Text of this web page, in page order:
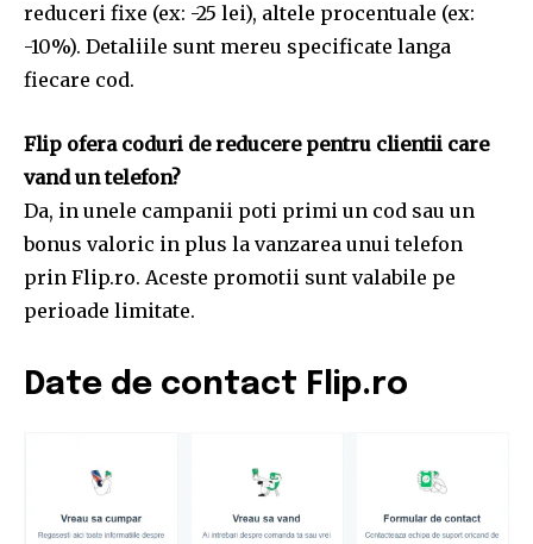
reduceri fixe (ex: -25 lei), altele procentuale (ex:
-10%). Detaliile sunt mereu specificate langa
fiecare cod.
Flip ofera coduri de reducere pentru clientii care
vand un telefon?
Da, in unele campanii poti primi un cod sau un
bonus valoric in plus la vanzarea unui telefon
prin Flip.ro. Aceste promotii sunt valabile pe
perioade limitate.
Date de contact Flip.ro